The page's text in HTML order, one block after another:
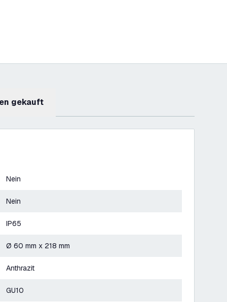
gekauft
Nein
Nein
IP65
Ø 60 mm x 218 mm
Anthrazit
GU10